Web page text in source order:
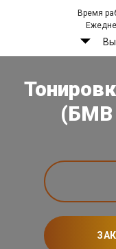
Время
(БМВ